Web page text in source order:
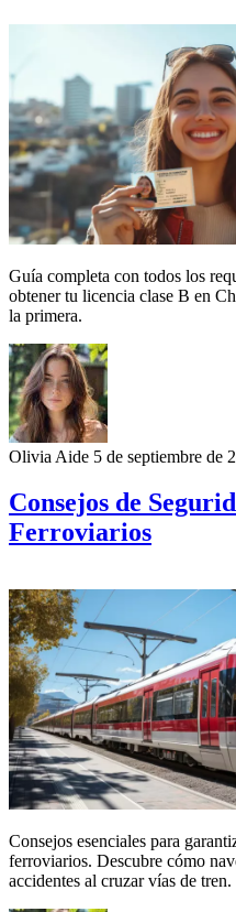
Guía completa con todos los
obtener tu licencia clase B en
la primera.
Olivia Aide 5 de septiembre de
Consejos de
Ferroviarios
Consejos esenciales para
ferroviarios. Descubre cómo
accidentes al cruzar vías de tren.